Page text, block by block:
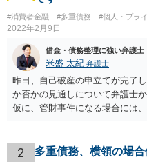
#消費者金融 #多重債務 #個人・プラ
2022年2月9日
借金・債務整理に強い弁護士
米盛 太紀 弁護士
昨日、自己破産の申立てが完了
か否かの見通しについて弁護士
仮に、管財事件になる場合には
どにあたって自動車や比較的高
は、相談者様の名義の財産とし
2
多重債務、横領の場